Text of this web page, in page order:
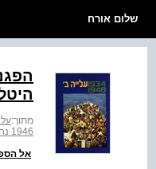
שלום אורח
מתוך:עלייה ב', 1948 -
1946 נחום בוגנר
אל